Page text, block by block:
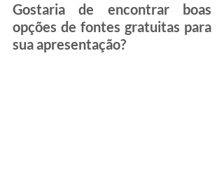
Gostaria de encontrar boas
opções de fontes gratuitas para
sua apresentação?